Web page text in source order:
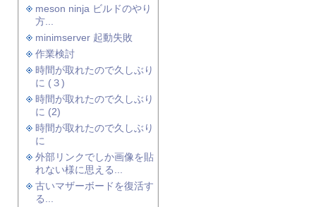
meson ninja ビルドのやり
方...
minimserver 起動失敗
作業検討
時間が取れたので久しぶり
に (３)
時間が取れたので久しぶり
に (2)
時間が取れたので久しぶり
に
外部リンクでしか画像を貼
れない様に思える...
古いマザーボードを復活す
る...